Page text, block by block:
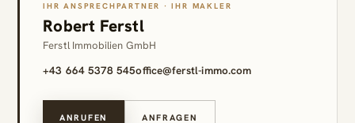
IHR ANSPRECHPARTNER · IHR MAKLER
Robert Ferstl
Ferstl Immobilien GmbH
+43 664 5378 545office@ferstl-immo.com
ANRUFEN ANFRAGEN